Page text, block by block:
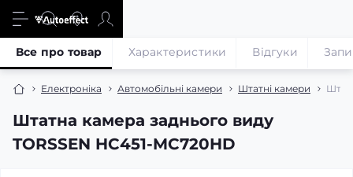
Електроніка Автомобільні камери Штатні камери
Штатна камера заднього виду
TORSSEN HC451-MC720HD
Все про товар Характеристики Відгуки